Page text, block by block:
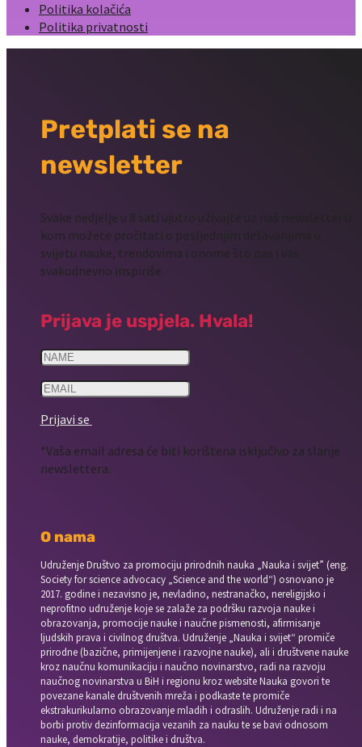
Politika kolačića
Politika privatnosti
Pretplati se na
newsletter
Svake nedjelje u 8 sati ujutro uživajte uz naš newsletter u
kom možete pročitati o posljednjim dešavanjima u
svijetu nauke, trendovima i onome što nas i vas
svakodnevno inspiriše.
Prijava je uspjela. Hvala!
Prijavi se
*Vaša email adresa će biti korištena isključivo za slanje
newslettera.
O nama
Udruženje Društvo za promociju prirodnih nauka „Nauka i svijet” (eng.
Society for science advocacy „Science and the world“) osnovano je
2017. godine i nezavisno je, nevladino, nestranačko, nereligijsko i
neprofitno udruženje koje se zalaže za podršku razvoja nauke i
obrazovanja, promocije nauke i naučne pismenosti, afirmisanje
ljudskih prava i civilnog društva. Udruženje „Nauka i svijet“ promiče
prirodne (bazične, primijenjene i razvojne nauke), ali i društvene nauke
kroz naučnu komunikaciju i naučno novinarstvo, radi na razvoju
naučnog novinarstva u BiH i regionu kroz website Nauka govori te
povezane kanale društvenih mreža i podkaste te promiče
ekstrakurikularno obrazovanje mladih i odraslih. Udruženje radi i na
borbi protiv dezinformacija vezanih za nauku te se bavi odnosom
nauke, demokratije, politike i društva.